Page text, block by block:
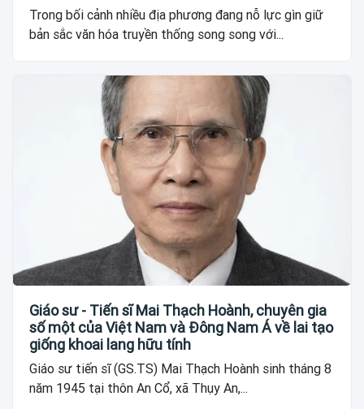
Trong bối cảnh nhiều địa phương đang nỗ lực gìn giữ
bản sắc văn hóa truyền thống song song với...
Giáo sư - Tiến sĩ Mai Thạch Hoành, chuyên gia
số một của Việt Nam và Đông Nam Á về lai tạo
giống khoai lang hữu tính
Giáo sư tiến sĩ (GS.TS) Mai Thạch Hoành sinh tháng 8
năm 1945 tại thôn An Cổ, xã Thụy An,...